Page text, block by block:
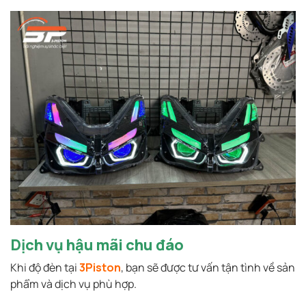
Dịch vụ hậu mãi chu đáo
Khi độ đèn tại3Piston, bạn sẽ được tư vấn tận tình về sản
phẩm và dịch vụ phù hợp.